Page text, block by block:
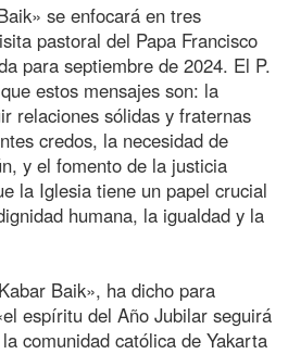
se enfocará en tres
pastoral del Papa Francisco
para septiembre de 2024. El P.
estos mensajes son: la
relaciones sólidas y fraternas
credos, la necesidad de
y el fomento de la justicia
la Iglesia tiene un papel crucial
humana, la igualdad y la
Baik», ha dicho para
espíritu del Año Jubilar seguirá
comunidad católica de Yakarta